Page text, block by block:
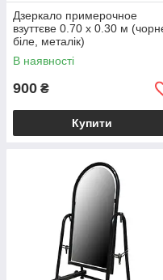
Дзеркало примерочное
взуттєве 0.70 х 0.30 м
біле, металік)
В наявності
900 ₴
Купити